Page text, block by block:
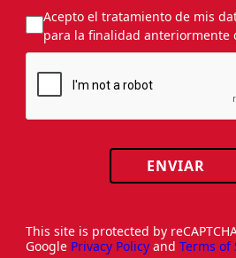
Acepto el tratamiento de mis
para la finalidad anteriormente
ENVIAR
This site is protected by
Google Privacy Policy and Terms of